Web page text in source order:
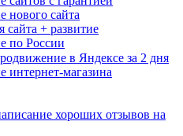
нового сайта
+ развитие
по России
в Яндексе за 2 дня
интернет-магазина
хороших отзывов на